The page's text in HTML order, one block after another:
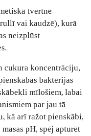
tvertnē
vai kaudzē), kurā
neizplūst
cukura koncentrāciju,
baktērijas
mīlošiem, labai
par jau tā
kā arī ražot pienskābi,
pH, spēj apturēt